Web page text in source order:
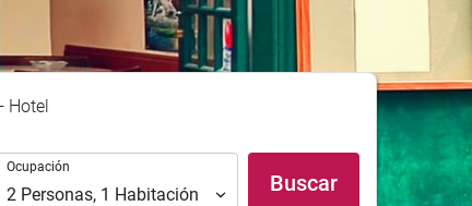
Hotel
Ocupación
Ocupación
2 Personas, 1 Habitación Buscar